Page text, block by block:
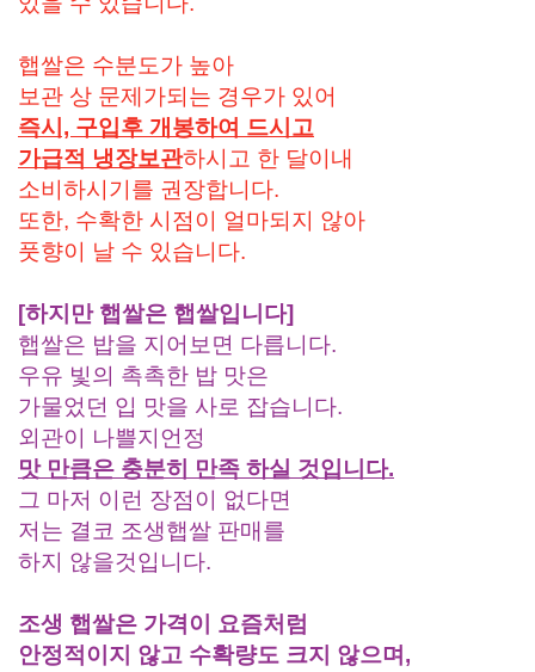
햅쌀은 수분도가 높아
보관 상 문제가되는 경우가 있어
즉시, 구입후 개봉하여 드시고
가급적 냉장보관하시고 한 달이내
소비하시기를 권장합니다.
또한, 수확한 시점이 얼마되지 않아
풋향이 날 수 있습니다.
[하지만 햅쌀은 햅쌀입니다]
햅쌀은 밥을 지어보면 다릅니다.
우유 빛의 촉촉한 밥 맛은
가물었던 입 맛을 사로 잡습니다.
외관이 나쁠지언정
맛 만큼은 충분히 만족 하실 것입니다.
그 마저 이런 장점이 없다면
저는 결코 조생햅쌀 판매를
하지 않을것입니다.
조생 햅쌀은 가격이 요즘처럼
안정적이지 않고 수확량도 크지 않으며,